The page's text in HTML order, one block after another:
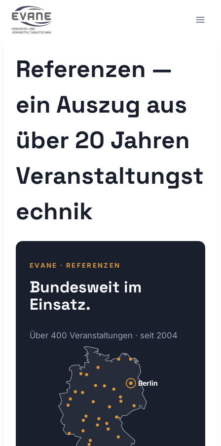
Inhalt
springen
Referenzen —
ein Auszug aus
über 20 Jahren
Veranstaltungst
echnik
EVANE · REFERENZEN
Bundesweit im
Einsatz.
Über 400 Veranstaltungen · seit 2004
Berlin